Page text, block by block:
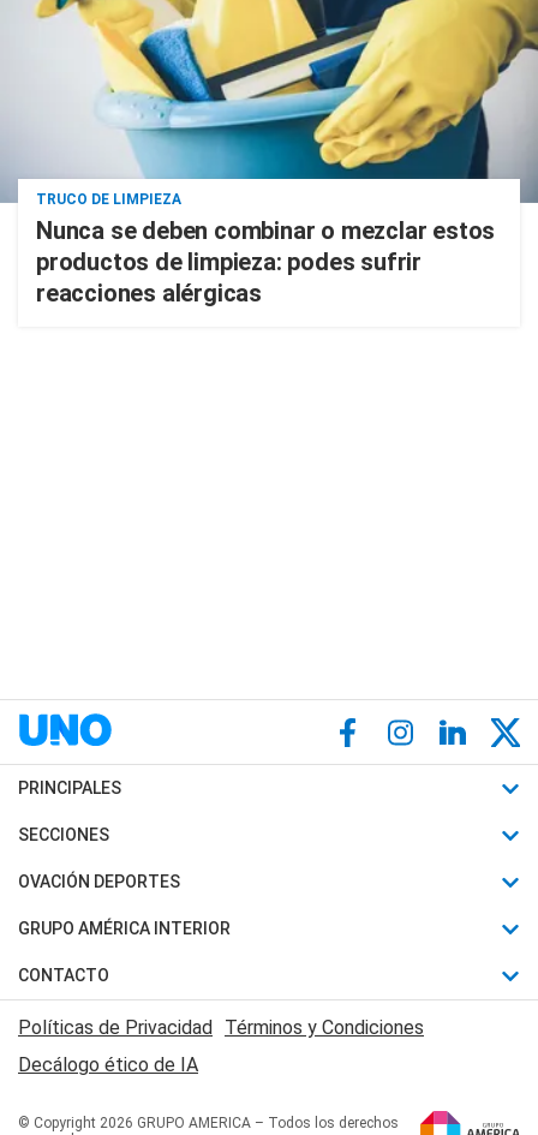
TRUCO DE LIMPIEZA
Nunca se deben combinar o mezclar estos
productos de limpieza: podes sufrir
reacciones alérgicas
PRINCIPALES
Últimas Noticias
Política
Judiciales
Economia
SECCIONES
Horóscopo
Motores
Trucos caseros
Series y Películas
Edictos y Solicitadas
OVACIÓN DEPORTES
Fútbol
Mundial
Automovilismo
Rugby
Básquet
GRUPO AMÉRICA INTERIOR
Canal 7 en Vivo
San Juan 8
CONTACTO
Acerca de Nosotros
Contactanos
Políticas de Privacidad Términos y Condiciones
Decálogo ético de IA
© Copyright 2026 GRUPO AMERICA – Todos los derechos